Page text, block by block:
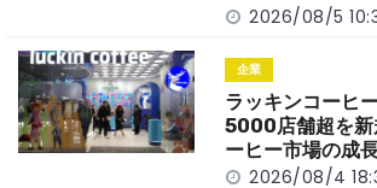
2026/08/5
企業
ラッキンコーヒ
5000店舗超を
ーヒー市場の成
2026/08/4